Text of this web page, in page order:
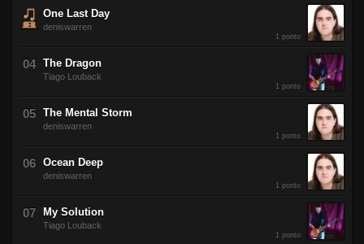
One Last Day
deniswarren
1 ponto
The Dragon
Tiago Louback
1 ponto
The Mental Storm
deniswarren
1 ponto
Ocean Deep
deniswarren
1 ponto
My Solution
Tiago Louback
1 ponto